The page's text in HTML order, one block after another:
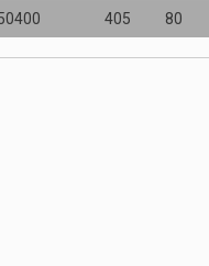
405 80